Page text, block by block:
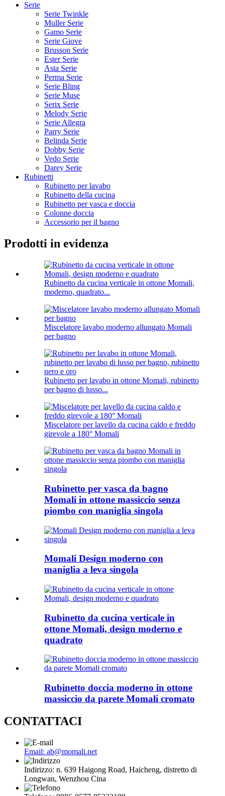
Serie
Serie Twinkle
Muller Serie
Gamo Serie
Serie Giove
Brusson Serie
Ester Serie
Asta Serie
Perma Serie
Serie Bling
Serie Muse
Serix Serie
Melody Serie
Serie Allegra
Parry Serie
Belinda Serie
Dobby Serie
Vedo Serie
Darey Serie
Rubinetti
Rubinetto per lavabo
Rubinetto della cucina
Rubinetto per vasca e doccia
Colonne doccia
Accessorio per il bagno
Prodotti in evidenza
Rubinetto da cucina verticale in ottone Momali,
moderno, quadrato...
Miscelatore lavabo moderno allungato Momali
per bagno
Rubinetto per lavabo in ottone Momali, rubinetto
per bagno di lusso...
Miscelatore per lavello da cucina caldo e freddo
girevole a 180° Momali
Rubinetto per vasca da bagno
Momali in ottone massiccio senza
piombo con maniglia singola
Momali Design moderno con
maniglia a leva singola
Rubinetto da cucina verticale in
ottone Momali, design moderno e
quadrato
Rubinetto doccia moderno in ottone
massiccio da parete Momali cromato
CONTATTACI
Email: ab@momali.net
Indirizzo: n. 639 Haigong Road, Haicheng, distretto di
Longwan, Wenzhou Cina